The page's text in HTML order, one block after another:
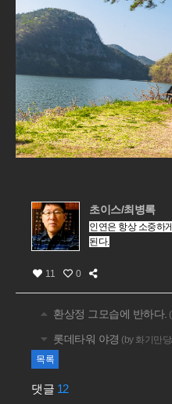
초이스/최병록
인연은 항상 소중하
된다.
11 0
환상정 그모습에 반하다.
롯데타워 야경 (by 화기만
목록
댓글 12